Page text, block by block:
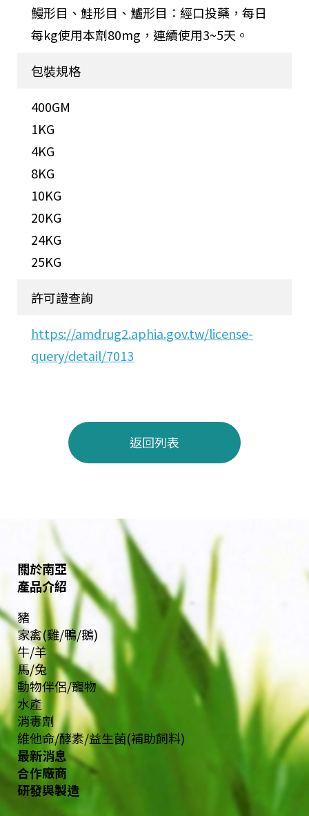
鰻形目、鮭形目、鱸形目∶經口投藥，每日
每kg使用本劑80mg，連續使用3~5天。
包裝規格
400GM
1KG
4KG
8KG
10KG
20KG
24KG
25KG
許可證查詢
https://amdrug2.aphia.gov.tw/license-
query/detail/7013
返回列表
關於南亞
產品介紹
豬
家禽(雞/鴨/鵝)
牛/羊
馬/兔
動物伴侶/寵物
水產
消毒劑
維他命/酵素/益生菌(補助飼料)
最新消息
合作廠商
研發與製造